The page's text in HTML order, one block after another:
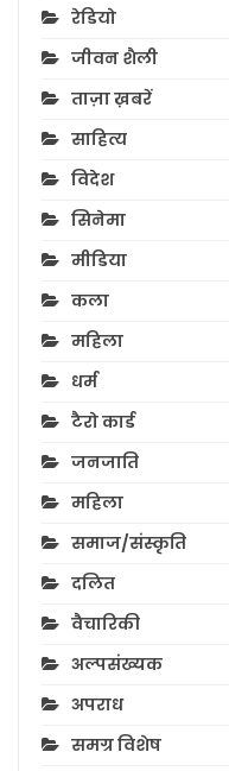
रेडियो
जीवन शैली
ताज़ा ख़बरें
साहित्य
विदेश
सिनेमा
मीडिया
कला
महिला
धर्म
टैरो कार्ड
जनजाति
महिला
समाज/संस्कृति
दलित
वैचारिकी
अल्पसंख्यक
अपराध
समग्र विशेष